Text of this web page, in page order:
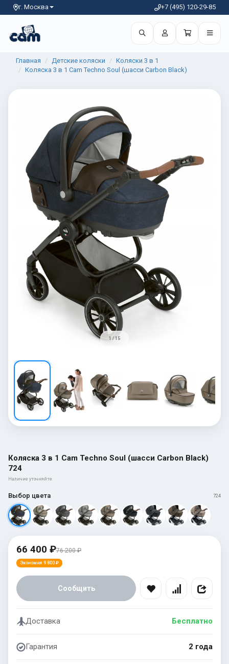
г. Москва +7 (495) 120-29-85
Главная Детские коляски
Коляски 3 в 1
Коляска 3 в 1 Cam Techno Soul (шасси Carbon Black)
1 / 15
Коляска 3 в 1 Cam Techno Soul (шасси Carbon Black)
724
Наличие уточняйте
Выбор цвета 724
66 400 ₽76 200 ₽
Экономия 9 800 ₽
Сообщить
Доставка Бесплатно
Гарантия 2 года